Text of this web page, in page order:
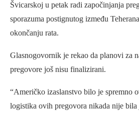
Švicarskoj u petak radi započinjanja
sporazuma postignutog između
okončanju rata.
Glasnogovornik je rekao da planovi za
pregovore još nisu finalizirani.
“Američko izaslanstvo bilo je spremno
logistika ovih pregovora nikada nije bila